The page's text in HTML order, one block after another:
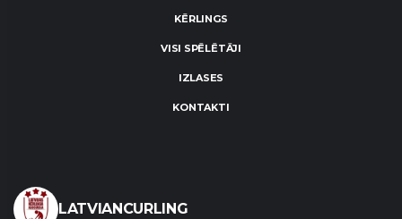
KĒRLINGS
VISI SPĒLĒTĀJI
IZLASES
KONTAKTI
LATVIANCURLING